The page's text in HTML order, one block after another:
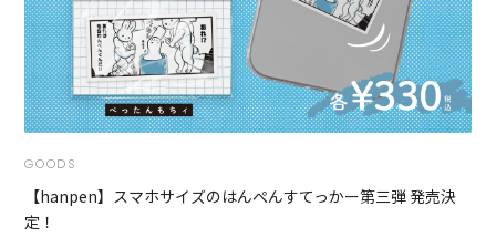
GOODS
【hanpen】スマホサイズのはんぺんすてっかー第三弾 発売決
定！